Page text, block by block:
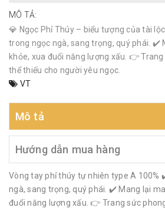
MÔ TẢ:
💎 Ngọc Phỉ Thúy – biểu tượng của tài
trong ngọc ngà, sang trọng, quý phái. ✔️
khỏe, xua đuổi năng lượng xấu. 👉
thể thiếu cho người yêu ngọc.
VT
Mô tả
Hướng dẫn mua hàng
Vòng tay phỉ thúy tự nhiên type A 100%
ngà, sang trọng, quý phái. ✔️ Mang lại
đuổi năng lượng xấu. 👉 Trang sức